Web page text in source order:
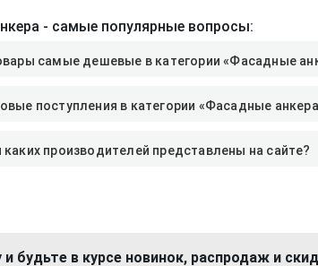
- самые популярные вопросы:
самые дешевые в категории «Фасадные
поступления в категории «Фасадные
каких производителей представлены на сайте?
будьте в курсе новинок, распродаж и